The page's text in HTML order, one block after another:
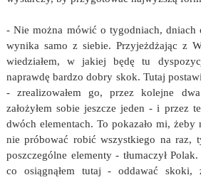
- Nie można mówić o tygodniach, dniach
wynika samo z siebie. Przyjeżdżając z
wiedziałem, w jakiej będę tu
naprawdę bardzo dobry skok. Tutaj
- zrealizowałem go, przez kolejne
założyłem sobie jeszcze jeden - i przez
dwóch elementach. To pokazało mi, żeby
nie próbować robić wszystkiego na raz,
poszczególne elementy - tłumaczył
co osiągnąłem tutaj - oddawać skoki,